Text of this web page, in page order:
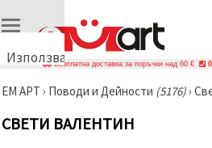
Използваме
🍪
бисквитки
Безплатна доставка за поръчки над 60 €
ЕМ АРТ › Поводи и Дейности (5176)›
СВЕТИ ВАЛЕНТИН